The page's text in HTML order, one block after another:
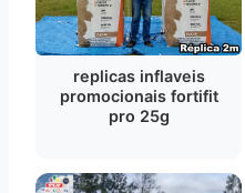
replicas inflaveis
promocionais fortifit
pro 25g